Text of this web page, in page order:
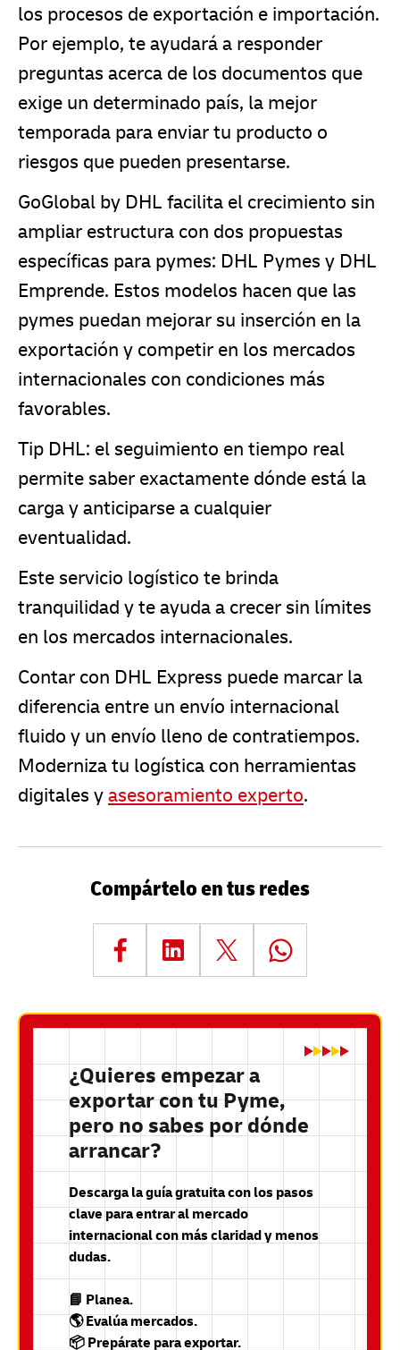
los procesos de exportación e importación.
Por ejemplo, te ayudará a responder
preguntas acerca de los documentos que
exige un determinado país, la mejor
temporada para enviar tu producto o
riesgos que pueden presentarse.
GoGlobal by DHL facilita el crecimiento sin
ampliar estructura con dos propuestas
específicas para pymes: DHL Pymes y DHL
Emprende. Estos modelos hacen que las
pymes puedan mejorar su inserción en la
exportación y competir en los mercados
internacionales con condiciones más
favorables.
Tip DHL: el seguimiento en tiempo real
permite saber exactamente dónde está la
carga y anticiparse a cualquier
eventualidad.
Este servicio logístico te brinda
tranquilidad y te ayuda a crecer sin límites
en los mercados internacionales.
Contar con DHL Express puede marcar la
diferencia entre un envío internacional
fluido y un envío lleno de contratiempos.
Moderniza tu logística con herramientas
digitales yasesoramiento experto.
Compártelo en tus redes
¿Quieres empezar a
exportar con tu Pyme,
pero no sabes por dónde
arrancar?
Descarga la guía gratuita con los pasos
clave para entrar al mercado
internacional con más claridad y menos
dudas.
📘 Planea.
🌎 Evalúa mercados.
📦 Prepárate para exportar.